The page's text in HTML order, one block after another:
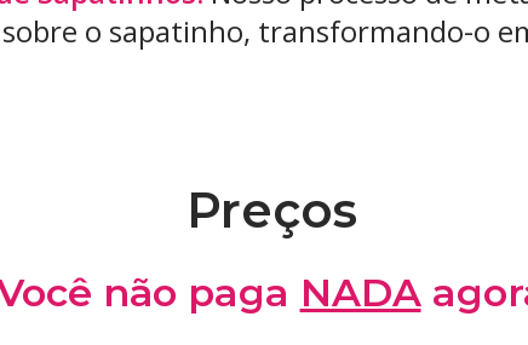
o sapatinho, transformando-o
Preços
não paga NADA